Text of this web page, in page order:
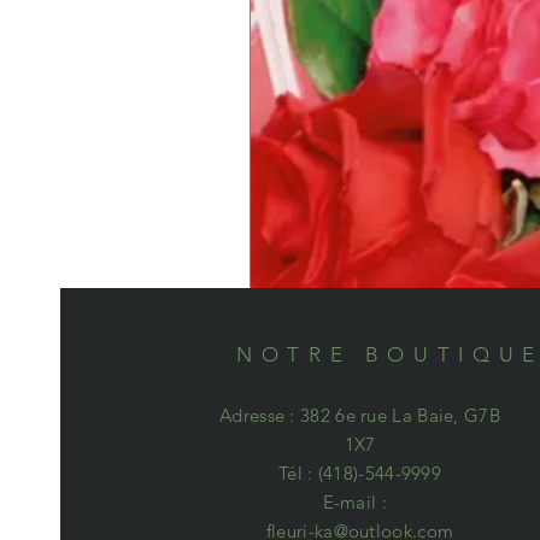
NOTRE
Adresse : 382 6e rue La Baie, G7B
1X7
Tél : (418)-544-9999
E-mail :
fleuri-ka@outlook.com